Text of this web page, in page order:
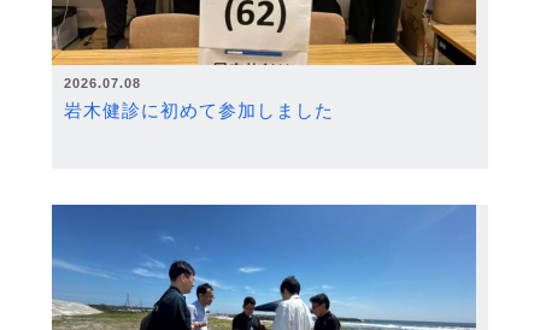
2026.07.08
岩木健診に初めて参加しました